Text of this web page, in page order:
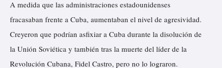
A medida que las administraciones estadounidenses
fracasaban frente a Cuba, aumentaban el nivel de agresividad.
Creyeron que podrían asfixiar a Cuba durante la disolución de
la Unión Soviética y también tras la muerte del líder de la
Revolución Cubana, Fidel Castro, pero no lo lograron.